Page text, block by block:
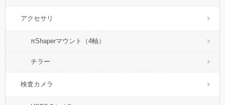
アクセサリ
πShaperマウント（4軸）
チラー
検査カメラ